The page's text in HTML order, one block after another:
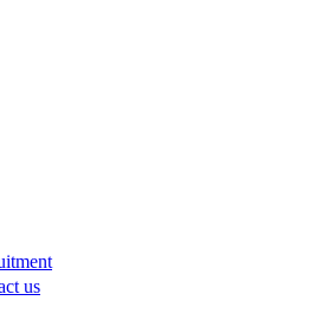
us